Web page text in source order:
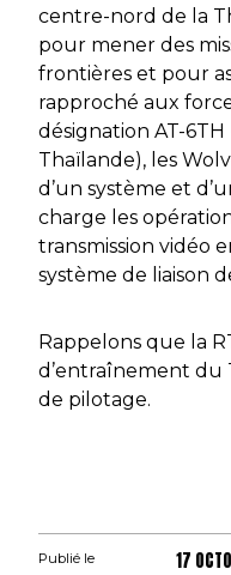
centre-nord de la
pour mener des
frontières et pour
rapproché aux
désignation AT-
Thaïlande), les
d’un système et
charge les
transmission vidéo
système de liaison
Rappelons que la
d’entraînement du
de pilotage.
Publié le 17